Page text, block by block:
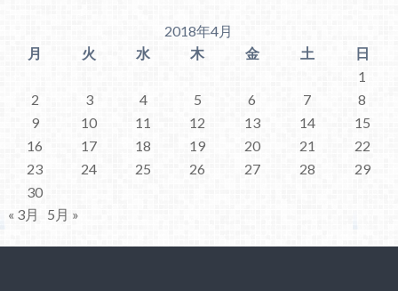
2018年4月
月
火 水 木 金 土
日
1
2
3 4 5 6 7
8
9
10 11 12 13 14
15
16
17 18 19 20 21
22
23
24 25 26 27 28
29
30
« 3月
5月 »